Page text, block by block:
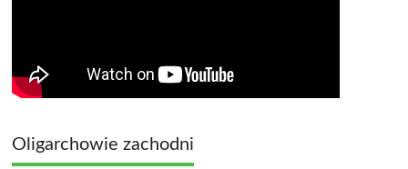
Oligarchowie zachodni